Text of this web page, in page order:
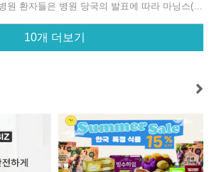
다음 화요일부터 공공 병원 환자들은 병원 당국의 발표에 따라 마닝스(Mannings)와 왓슨스(Watsons) 두 대형 건강 체인 내 100개 이상의 약국에서 약을 수령할 수 있는 옵션이 제공된다. 환자들은 각 처방전당 65홍콩달러의 배송료를 지불하면 되며, 이는 기존의 가정 배달 서비스와 동일한 금액이다. 병원관리국의 수석 약사인 윌리엄 추이 춘밍은 114개의 새로운 수령 지점이 현장 약사가 있는 마닝스와 왓슨스 매장에 위치하고 있다고 밝혔다. 이 약사들은 배달된 약을 수령하고, 환자에게 약이 준비되었음을 알리는 역할을 한다. 환자가 약을 수령하기 위해서는 신원 확인을 위한 QR 코드를 제시해야 하며, 약사는 환자 앞에서 패키지를 열고 사용 지침을 제공한다. 추이는 새로운 배치의 장점을 강조하며, "지역 약사들이 약을 직접 다룰 것이며, 이는 품질 유지를 위해 적절한 보관이 필요한 민감한 품목이다"고 전했다. 또한, 환자들이 약사에게 직접 질문하고 안내를 받을 기회를 갖게 될 것이라고 덧붙였다. 병원 당국은 서비스 품질을 보장하기 위해 정기적으로 수령 지점을 방문할 계획이다. 추이는 "약 배달 서비스의 빈번한 사용은 환자들이 향후 경미한 질병이나 약물 문의를 위해 지역 약사에게 상담하도록 유도할 수 있다"고 말했다. 이 서비스를 이용하기 위해서는 환자가 병원 당국의 모바일 애플리케이션인 HA Go에 등록해야 한다. 대부분의 약물(냉장이 필요한 약물 포함)은 배달이 가능하며, 수량, 무게 또는 카테고리에 관계없이 고정 요금 65홍콩달러가 부과된다. 그러나 수면제 및 진정제와 같은 통제 물질은 병원에서 직접 수령해야 한다. 추이는 일반적으로 약물이 상담 다음 날 수령 지점으로 발송된다고 언급하며, 즉각적인 공급이 필요한 환자는 공공 병원에서 직접 수령해야 한다고 강조했다. 지난 3월 출시 이후, 약 배달 서비스는 20,000명 이상의 환자에게 성공적으로 약을 전달했으며, 하루 평균 약 100명의 사용자가 이용하고 있다.
10개 더보기